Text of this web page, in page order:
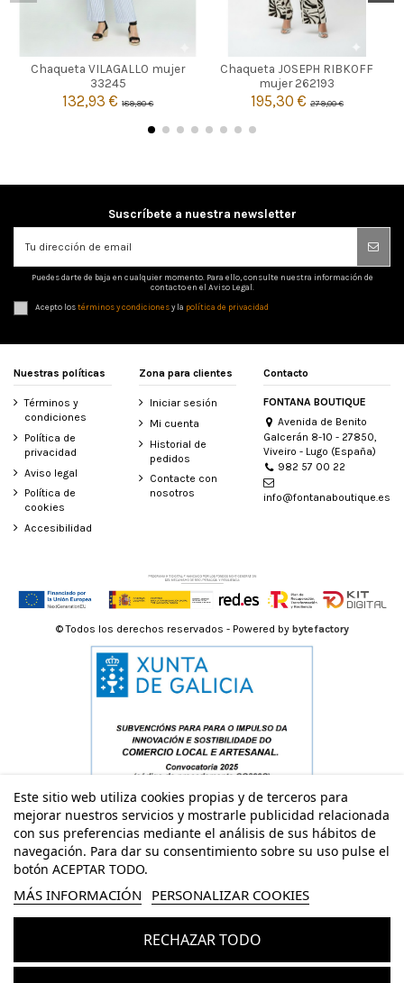
Chaqueta VILAGALLO mujer
33245
132,93 €189,90 €
MULTICOLOR
42

Chaqueta JOSEPH RIBKOFF
mujer 262193
195,30 € 279,00 €
40 42

Suscríbete a nuestra newsletter
Puedes darte de baja en cualquier momento. Para ello, consulte nuestra información de
contacto en el Aviso Legal.
Acepto lostérminos y condicionesy la política de privacidad
Nuestras políticas
Términos y
condiciones
Política de
privacidad
Aviso legal
Política de
cookies
Accesibilidad
Zona para clientes
Iniciar sesión
Mi cuenta
Historial de
pedidos
Contacte con
nosotros
Contacto
FONTANA BOUTIQUE
Avenida de Benito
Galcerán 8-10 - 27850,
Viveiro - Lugo (España)
982 57 00 22
info@fontanaboutique.es
Este sitio web utiliza cookies propias y de terceros para
mejorar nuestros servicios y mostrarle publicidad relacionada
con sus preferencias mediante el análisis de sus hábitos de
navegación. Para dar su consentimiento sobre su uso pulse el
botón ACEPTAR TODO.
MÁS INFORMACIÓN PERSONALIZAR COOKIES
RECHAZAR TODO
© Todos los derechos reservados - Powered by bytefactory